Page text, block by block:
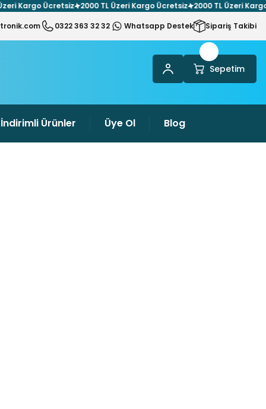
Ücretsiz 2000 TL Üzeri Kargo Ücretsiz 2000 TL Üzeri Kargo
0322 363 32 32 Whatsapp Destek Sipariş Takibi
Sepetim
İndirimli Ürünler Üye Ol Blog